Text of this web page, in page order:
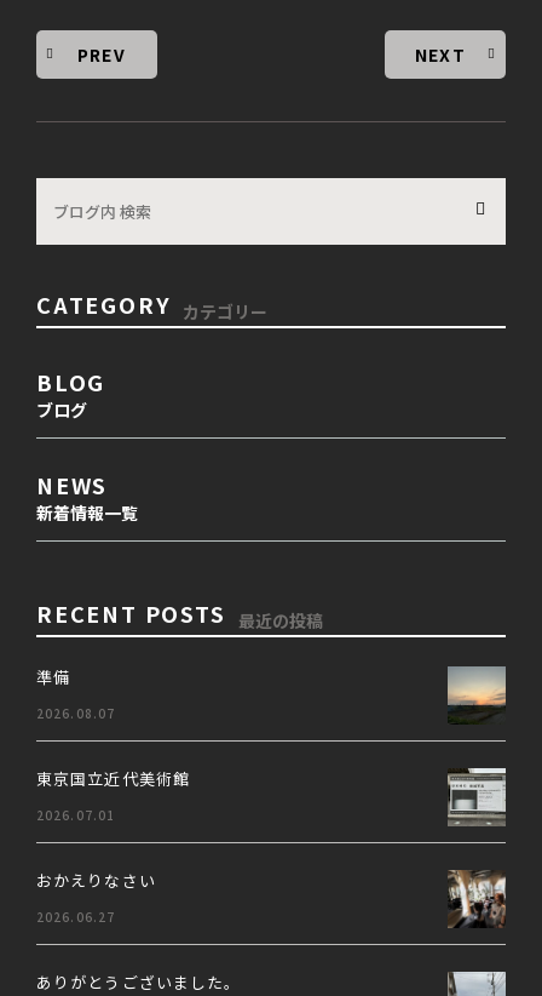
PREV NEXT
CATEGORY カテゴリー
BLOG
ブログ
NEWS
新着情報一覧
RECENT POSTS 最近の投稿
準備
2026.08.07
東京国立近代美術館
2026.07.01
おかえりなさい
2026.06.27
ありがとうございました。